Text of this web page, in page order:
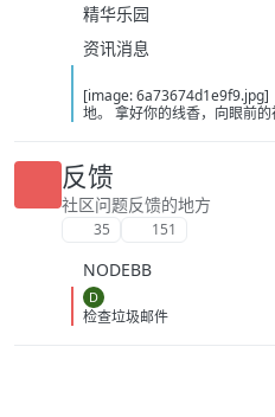
精华乐园
资讯消息
[image: 6a73674d1e9f9.jpg]
地。 拿好你的线香，向眼前
悲剧轮回…… 【作者简介】 作
作品：《灾厄收容所》《诡异
所》等 【下载地址】 百度：
https://pan.baidu.com/s/
夸克：https://pan.quark.cn/
反馈
社区问题反馈的地方
35 151
NODEBB
D
检查垃圾邮件